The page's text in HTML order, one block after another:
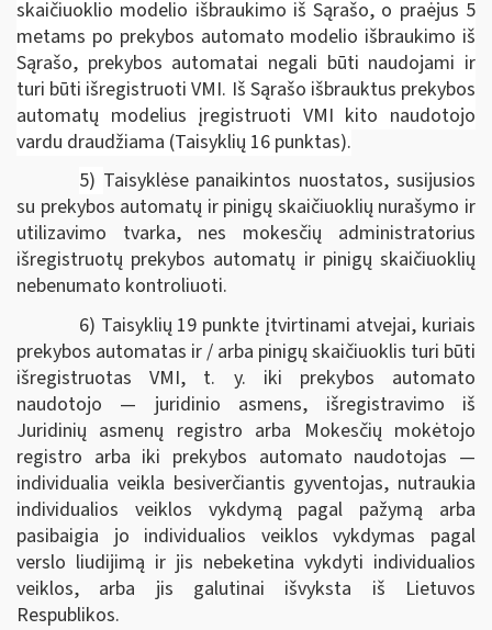
skaičiuoklio modelio išbraukimo iš Sąrašo, o praėjus 5
metams po prekybos automato modelio išbraukimo iš
Sąrašo, prekybos automatai negali būti naudojami ir
turi būti išregistruoti VMI. Iš Sąrašo išbrauktus prekybos
automatų modelius įregistruoti VMI kito naudotojo
vardu draudžiama (Taisyklių 16 punktas).
5) Taisyklėse panaikintos nuostatos, susijusios
su prekybos automatų ir pinigų skaičiuoklių nurašymo ir
utilizavimo tvarka, nes mokesčių administratorius
išregistruotų prekybos automatų ir pinigų skaičiuoklių
nebenumato kontroliuoti.
6) Taisyklių 19 punkte įtvirtinami atvejai, kuriais
prekybos automatas ir / arba pinigų skaičiuoklis turi būti
išregistruotas VMI, t. y. iki prekybos automato
naudotojo — juridinio asmens, išregistravimo iš
Juridinių asmenų registro arba Mokesčių mokėtojo
registro arba iki prekybos automato naudotojas —
individualia veikla besiverčiantis gyventojas, nutraukia
individualios veiklos vykdymą pagal pažymą arba
pasibaigia jo individualios veiklos vykdymas pagal
verslo liudijimą ir jis nebeketina vykdyti individualios
veiklos, arba jis galutinai išvyksta iš Lietuvos
Respublikos.